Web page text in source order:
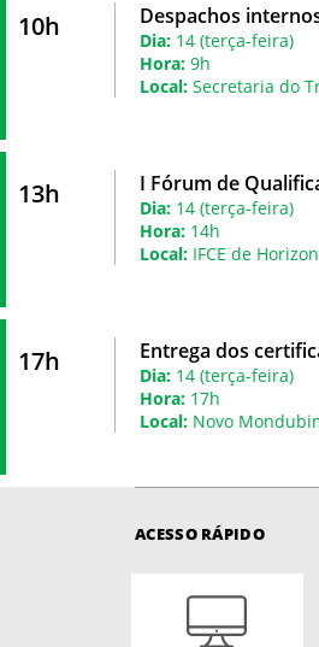
10h Despachos
Dia: 14 (terça-feira)
Hora: 9h
Local: Secretaria do
13h I Fórum de
Dia: 14 (terça-feira)
Hora: 14h
Local: IFCE de
17h Entrega dos
Dia: 14 (terça-feira)
Hora: 17h
Local: Novo
ACESSO RÁPIDO